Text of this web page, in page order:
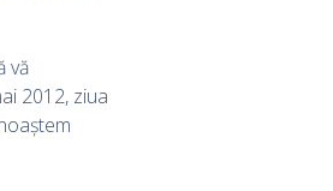
vă
2012, ziua